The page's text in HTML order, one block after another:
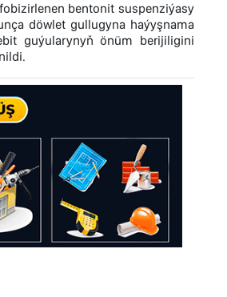
bentonit suspenziýasy
döwlet gullugyna haýyşnama
guýularynyň önüm berijiligini